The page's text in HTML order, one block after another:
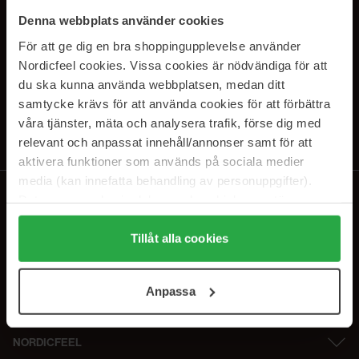
Denna webbplats använder cookies
För att ge dig en bra shoppingupplevelse använder
Nordicfeel cookies. Vissa cookies är nödvändiga för att
du ska kunna använda webbplatsen, medan ditt
samtycke krävs för att använda cookies för att förbättra
våra tjänster, mäta och analysera trafik, förse dig med
relevant och anpassat innehåll/annonser samt för att
aktivera funktioner som används på sociala medier
media (kan innefatta behandling av personuppgifter).
Genom att trycka på "Tillåt alla cookies" accepterar du
alla cookies, medan du under "Detaljer" kan anpassa
användningen av cookies. Du kan när som helst återkalla
samt vår Integritetspolicy.
Tillåt alla cookies
Anpassa
SUBSCRIBE TO OUR
NEWSLETTER
E-postadresse
Ved å abonnere godtar du vårpersonvernerklæring. Du kan melde deg
NORDICFEEL